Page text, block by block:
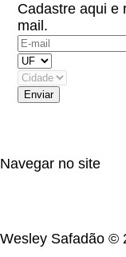
Cadastre aqui e
mail.
Navegar no site
Wesley Safadão ©